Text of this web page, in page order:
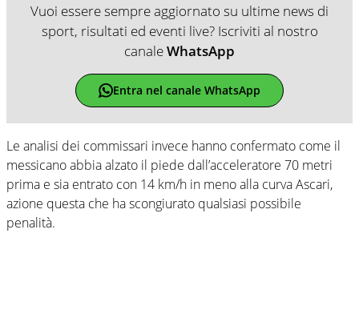
Vuoi essere sempre aggiornato su ultime news di
sport, risultati ed eventi live? Iscriviti al nostro
canaleWhatsApp
Entra nel canale WhatsApp
Le analisi dei commissari invece hanno confermato come il
messicano abbia alzato il piede dall’acceleratore 70 metri
prima e sia entrato con 14 km/h in meno alla curva Ascari,
azione questa che ha scongiurato qualsiasi possibile
penalità.